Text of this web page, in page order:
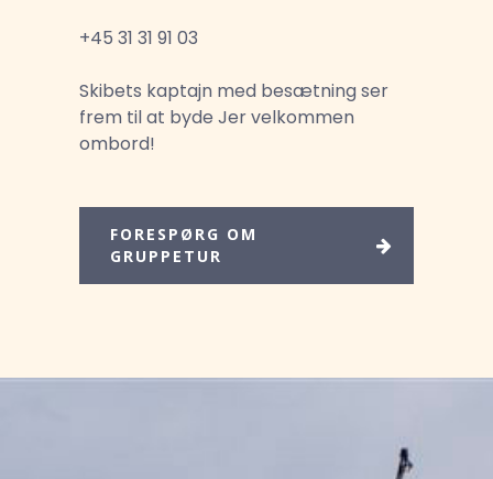
+45 31 31 91 03
Skibets kaptajn med besætning ser
frem til at byde Jer velkommen
ombord!
FORESPØRG OM
GRUPPETUR